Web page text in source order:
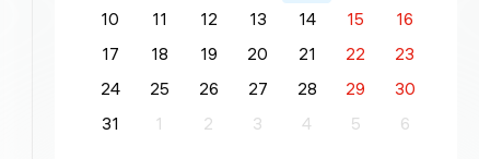
10
11 12 13 14 15
16
17
18 19 20 21 22
23
24
25 26 27 28 29
30
31
1 2 3 4 5 6